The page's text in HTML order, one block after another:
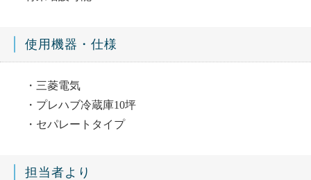
使用機器・仕様
・三菱電気
・プレハブ冷蔵庫10坪
・セパレートタイプ
担当者より